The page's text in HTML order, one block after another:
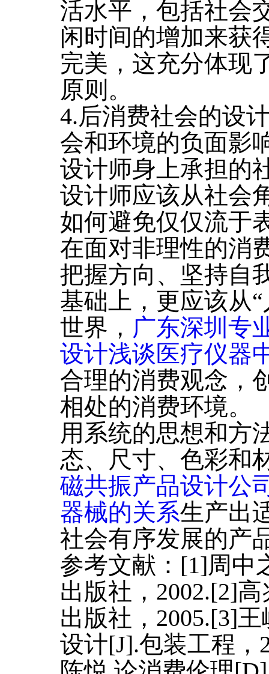
活水平，包括社会
闲时间的增加来获
完美，这充分体现
原则。
4.后消费社会的设
会和环境的负面影
设计师身上承担的
设计师应该从社会
如何避免仅仅流于
在面对非理性的消
把握方向、坚持自
基础上，更应该从
世界， 广东深圳专
设计浅谈医疗仪器
合理的消费观念，
相处的消费环境。
用系统的思想和方
态、尺寸、色彩和
磁共振产品设计公
器械的关系生产出
社会有序发展的产
参考文献：[1]周中
出版社，2002.[2]
出版社，2005.[3]
设计[J].包装工程，